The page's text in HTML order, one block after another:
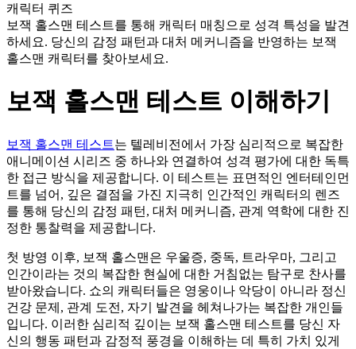
캐릭터 퀴즈
보잭 홀스맨 테스트를 통해 캐릭터 매칭으로 성격 특성을 발견
하세요. 당신의 감정 패턴과 대처 메커니즘을 반영하는 보잭
홀스맨 캐릭터를 찾아보세요.
보잭 홀스맨 테스트 이해하기
보잭 홀스맨 테스트는 텔레비전에서 가장 심리적으로 복잡한
애니메이션 시리즈 중 하나와 연결하여 성격 평가에 대한 독특
한 접근 방식을 제공합니다. 이 테스트는 표면적인 엔터테인먼
트를 넘어, 깊은 결점을 가진 지극히 인간적인 캐릭터의 렌즈
를 통해 당신의 감정 패턴, 대처 메커니즘, 관계 역학에 대한 진
정한 통찰력을 제공합니다.
첫 방영 이후, 보잭 홀스맨은 우울증, 중독, 트라우마, 그리고
인간이라는 것의 복잡한 현실에 대한 거침없는 탐구로 찬사를
받아왔습니다. 쇼의 캐릭터들은 영웅이나 악당이 아니라 정신
건강 문제, 관계 도전, 자기 발견을 헤쳐나가는 복잡한 개인들
입니다. 이러한 심리적 깊이는 보잭 홀스맨 테스트를 당신 자
신의 행동 패턴과 감정적 풍경을 이해하는 데 특히 가치 있게